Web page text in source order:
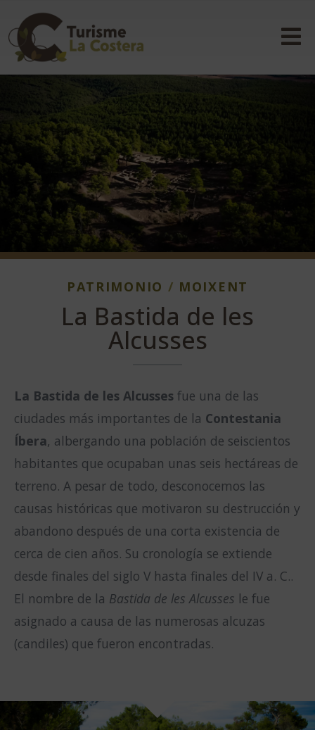
PATRIMONIO / MOIXENT
La Bastida de les
Alcusses
La Bastida de les Alcusses fue una de las
ciudades más importantes de la Contestania
Íbera, albergando una población de seiscientos
habitantes que ocupaban unas seis hectáreas de
terreno. A pesar de todo, desconocemos las
causas históricas que motivaron su destrucción y
abandono después de una corta existencia de
cerca de cien años. Su cronología se extiende
desde finales del siglo V hasta finales del IV a. C..
El nombre de la Bastida de les Alcusses le fue
asignado a causa de las numerosas alcuzas
(candiles) que fueron encontradas.